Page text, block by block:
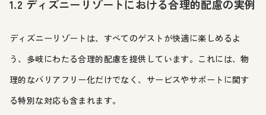
1.2 ディズニーリゾートにおける合理的配慮の実例
ディズニーリゾートは、すべてのゲストが快適に楽しめるよ
う、多岐にわたる合理的配慮を提供しています。これには、物
理的なバリアフリー化だけでなく、サービスやサポートに関す
る特別な対応も含まれます。